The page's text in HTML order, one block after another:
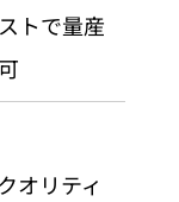
ストで量産
可
オリティ